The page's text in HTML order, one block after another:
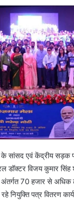
email
के सांसद एवं केंद्रीय सड़क
डॉक्टर विजय कुमार सिंह
70 हजार से अधिक
रहे नियुक्ति पत्र वितरण